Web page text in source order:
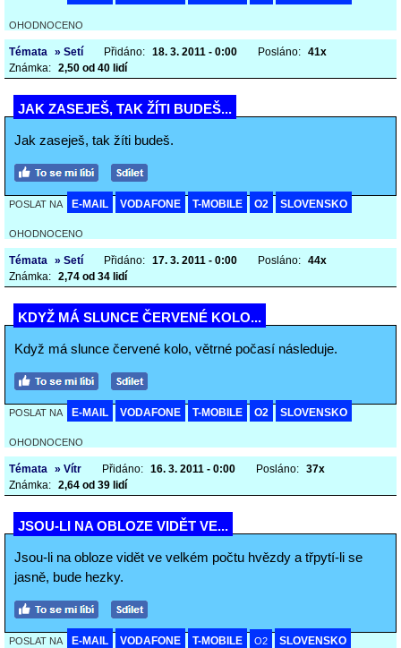
OHODNOCENO
Témata » Setí Přidáno: 18. 3. 2011 - 0:00 Posláno: 41x
Známka: 2,50 od 40 lidí
JAK ZASEJEŠ, TAK ŽÍTI BUDEŠ...
Jak zaseješ, tak žíti budeš.
POSLAT NA E-MAIL VODAFONE T-MOBILE O2 SLOVENSKO
OHODNOCENO
Témata » Setí Přidáno: 17. 3. 2011 - 0:00 Posláno: 44x
Známka: 2,74 od 34 lidí
KDYŽ MÁ SLUNCE ČERVENÉ KOLO...
Když má slunce červené kolo, větrné počasí následuje.
POSLAT NA E-MAIL VODAFONE T-MOBILE O2 SLOVENSKO
OHODNOCENO
Témata » Vítr Přidáno: 16. 3. 2011 - 0:00 Posláno: 37x
Známka: 2,64 od 39 lidí
JSOU-LI NA OBLOZE VIDĚT VE...
Jsou-li na obloze vidět ve velkém počtu hvězdy a třpytí-li se
jasně, bude hezky.
POSLAT NA E-MAIL VODAFONE T-MOBILE O2 SLOVENSKO